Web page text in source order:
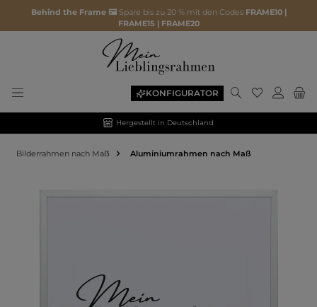
Behind the Frame 🖼️ Spare bis zu 20 % mit den Codes FRAME10 |
FRAME15 | FRAME20
KONFIGURATOR
Hergestellt in Deutschland
Bilderrahmen nach Maẞ Aluminiumrahmen nach Maß